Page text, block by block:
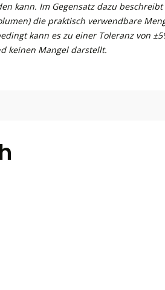
kann. Im Gegensatz dazu beschreibt
die praktisch verwendbare
kann es zu einer Toleranz von
keinen Mangel darstellt.